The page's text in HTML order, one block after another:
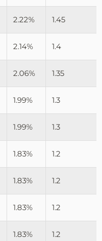
2.22% 1.45
2.14% 1.4
2.06% 1.35
1.99% 1.3
1.99% 1.3
1.83% 1.2
1.83% 1.2
1.83% 1.2
1.83% 1.2